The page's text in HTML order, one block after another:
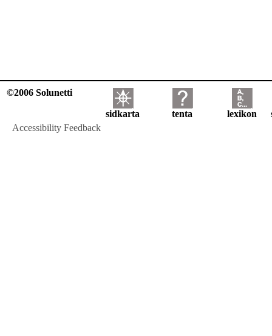
©2006 Solunetti
sidkarta tenta lexikon
Accessibility Feedback